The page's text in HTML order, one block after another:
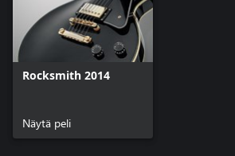
Rocksmith 2014
Näytä peli